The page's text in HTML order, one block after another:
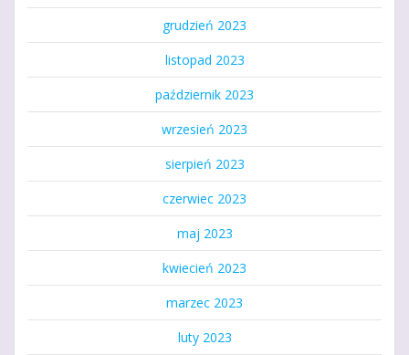
grudzień 2023
listopad 2023
październik 2023
wrzesień 2023
sierpień 2023
czerwiec 2023
maj 2023
kwiecień 2023
marzec 2023
luty 2023